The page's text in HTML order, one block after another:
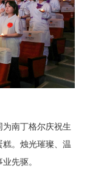
南丁格尔庆祝生
糕。烛光璀璨、温
先驱。